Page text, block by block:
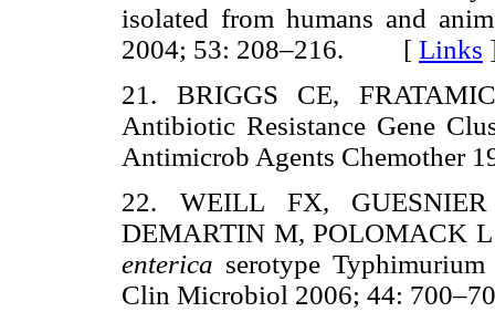
isolated from humans and
2004; 53: 208–216. [ Links
21. BRIGGS CE,
Antibiotic Resistance Gene
Antimicrob Agents
22. WEILL FX,
DEMARTIN M, POLOMACK
enterica serotype
Clin Microbiol 2006; 44: